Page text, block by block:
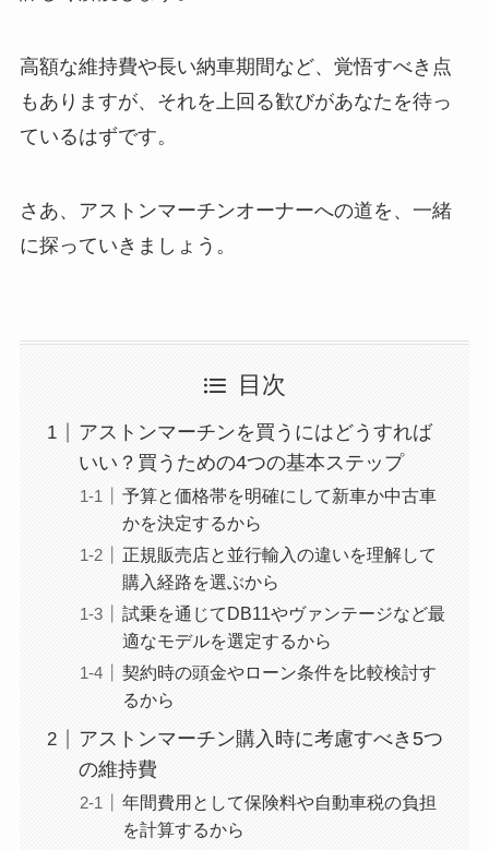
高額な維持費や長い納車期間など、覚悟すべき点
もありますが、それを上回る歓びがあなたを待っ
ているはずです。
さあ、アストンマーチンオーナーへの道を、一緒
に探っていきましょう。
目次
アストンマーチンを買うにはどうすれば
いい？買うための4つの基本ステップ
予算と価格帯を明確にして新車か中古車
かを決定するから
正規販売店と並行輸入の違いを理解して
購入経路を選ぶから
試乗を通じてDB11やヴァンテージなど最
適なモデルを選定するから
契約時の頭金やローン条件を比較検討す
るから
アストンマーチン購入時に考慮すべき5つ
の維持費
年間費用として保険料や自動車税の負担
を計算するから